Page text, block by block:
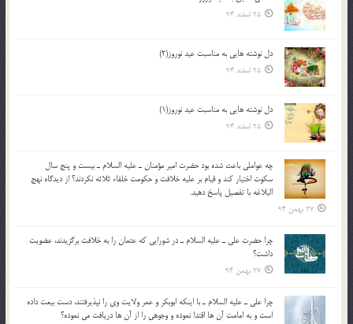
25 اسفند 94
دل نوشته هایی به مناسبت عید نوروز(2)
25 اسفند 94
دل نوشته هایی به مناسبت عید نوروز(1)
25 اسفند 94
چه عواملي باعث شده بود حضرت امير مؤمنان ـ عليه السلام ـ بيست و پنج سال
سکوت اختيار کند و قيام بر عليه خلافت و حکومت خلفاء ثلاثه نکردند؟ از ديدگاه نهج
البلاغه با تفصيل پاسخ دهيد.
27 بهمن 94
چرا حضرت علي ـ عليه السلام ـ در شورايي كه عثمان را به خلافت برگزيدند، عضويت
داشت؟
27 بهمن 94
چرا علي ـ عليه السلام ـ با اينكه ابوبكر و عمر ولايت وي را نپذيرفتند، دست بيعت داده
است و به امامت آن ها اقتدا نموده و وجوهي را از آن ها دريافت مي نموده؟